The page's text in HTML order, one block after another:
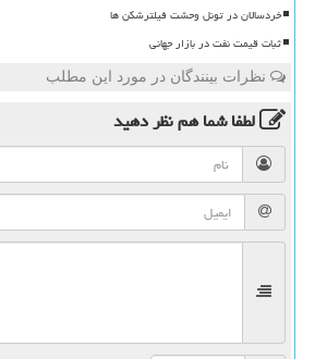
خردسالان در تونل وحشت فیلترشکن ها
ثبات قیمت نفت در بازار جهانی
نظرات بینندگان در مورد این مطلب
لطفا شما همنظر دهید